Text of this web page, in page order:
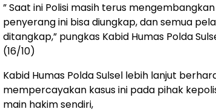
” Saat ini Polisi masih terus
penyerang ini bisa diungkap, dan semua
ditangkap,” pungkas Kabid Humas Polda
(16/10)
Kabid Humas Polda Sulsel lebih lanjut
mempercayakan kasus ini pada pihak
main hakim sendiri,